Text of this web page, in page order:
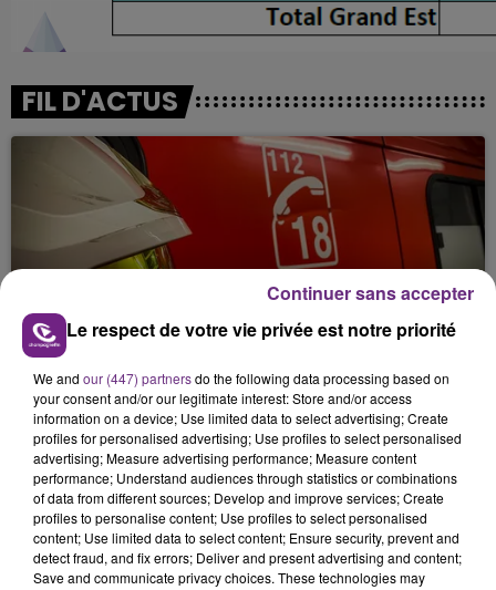
FIL D'ACTUS
UN FEU DE REMORQUE BLOQUE LA
CIRCULATION DANS LES ARDENNES
Un feu de remorque s'est déclaré ce mercredi en
fin de matinée sur l'A34.
Le respect de votre vie privée est notre priorité
We and our (447) partnersdo the following data processing based on
your consent and/or our legitimate interest: Store and/or access
information on a device; Use limited data to select advertising; Create
profiles for personalised advertising; Use profiles to select personalised
advertising; Measure advertising performance; Measure content
performance; Understand audiences through statistics or combinations
of data from different sources; Develop and improve services; Create
profiles to personalise content; Use profiles to select personalised
content; Use limited data to select content; Ensure security, prevent and
detect fraud, and fix errors; Deliver and present advertising and content;
Save and communicate privacy choices. These technologies may
Continuer sans accepter